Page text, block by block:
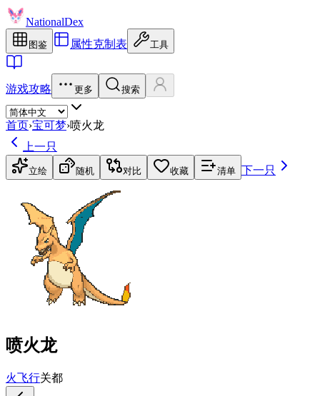
NationalDex
图鉴 属性克制表 工具
游戏攻略 更多 搜索
首页›宝可梦›喷火龙
上一只
立绘 随机 对比 收藏 清单 下一只
喷火龙
火飞行关都